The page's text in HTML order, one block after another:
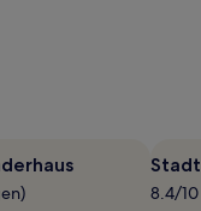
8.4/10